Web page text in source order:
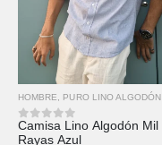
HOMBRE PURO LINO ALGODÓN
0out of 5
Camisa Lino Algodón Mil
Rayas Azul